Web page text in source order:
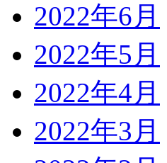
2022年6月
2022年5月
2022年4月
2022年3月